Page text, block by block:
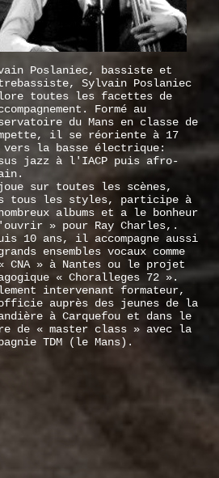
Poslaniec, bassiste et
Sylvain Poslaniec
toutes les facettes de
Formé au
du Mans en classe de
il se réoriente à 17
vers la basse électrique:
jazz à l'IACP puis afro-
sur toutes les scènes,
tous les styles, participe à
albums et a le bonheur
» pour Ray Charles,.
10 ans, il accompagne aussi
ensembles vocaux comme
CNA » à Nantes ou le projet
« Choralleges 72 ».
intervenant formateur,
auprès des jeunes de la
à Carquefou et dans le
de « master class » avec la
TDM (le Mans).